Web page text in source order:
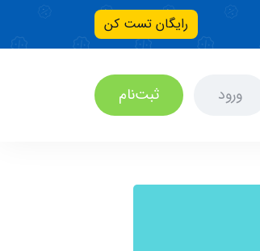
رایگان تست کن
ورود ثبت‌نام